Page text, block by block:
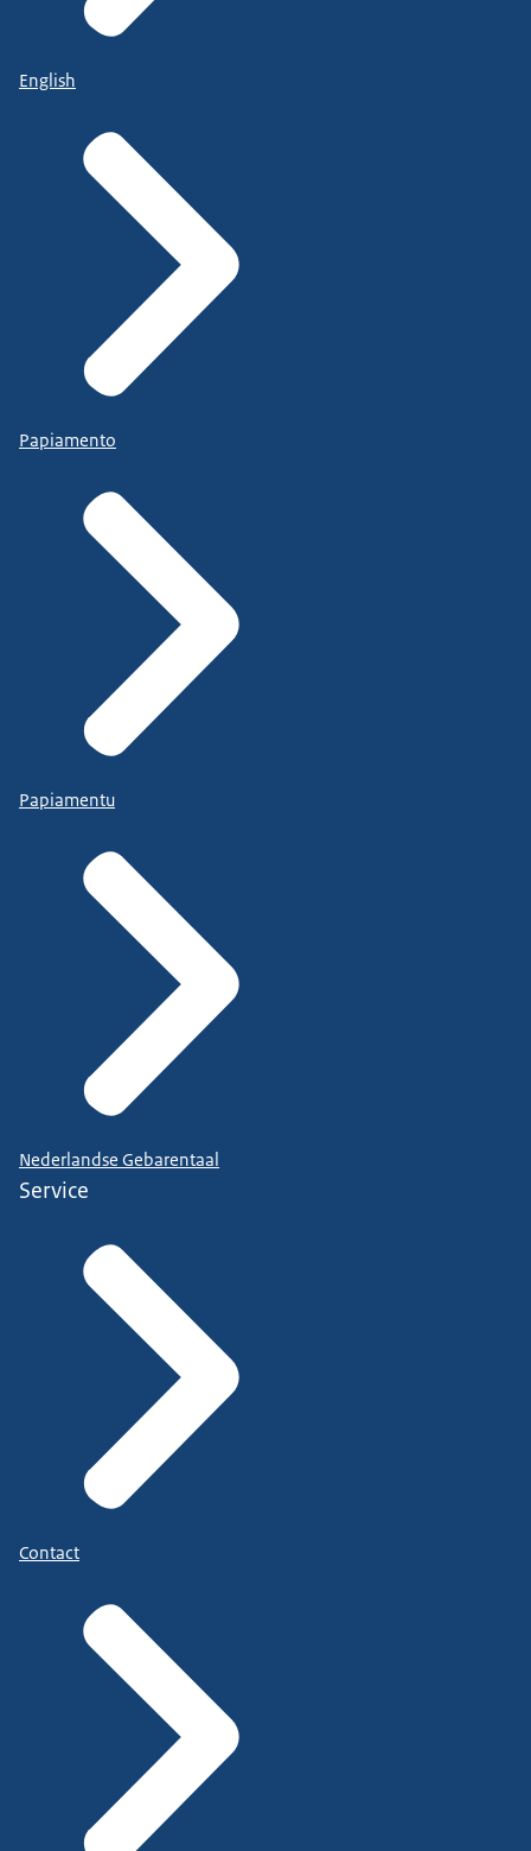
English
Papiamento
Papiamentu
Nederlandse Gebarentaal
Service
Contact